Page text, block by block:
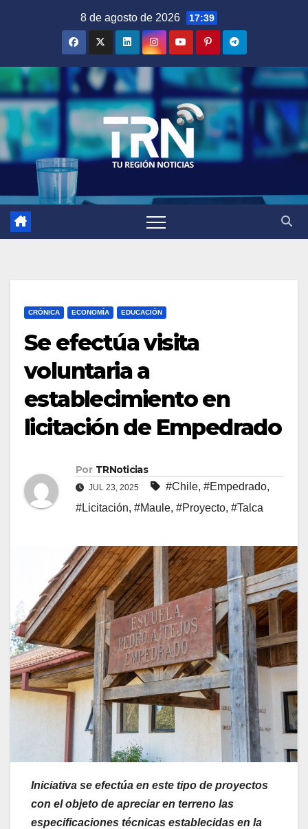
8 de agosto de 2026 17:39
CRÓNICA ECONOMÍA EDUCACIÓN
Se efectúa visita
voluntaria a
establecimiento en
licitación de Empedrado
Por TRNoticias
JUL 23, 2025 #Chile, #Empedrado,
#Licitación, #Maule, #Proyecto, #Talca
Iniciativa se efectúa en este tipo de proyectos
con el objeto de apreciar en terreno las
especificaciones técnicas establecidas en la